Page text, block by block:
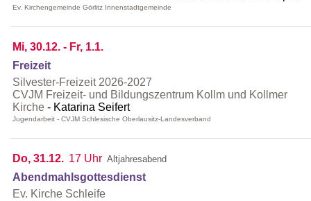
Ev. Kirchengemeinde Görlitz Innenstadtgemeinde
Mi, 30.12. - Fr, 1.1.
Freizeit
Silvester-Freizeit 2026-2027
CVJM Freizeit- und Bildungszentrum Kollm und Kollmer
Kirche
Katarina Seifert
Jugendarbeit - CVJM Schlesische Oberlausitz-Landesverband
Do, 31.12. 17 Uhr Altjahresabend
Abendmahlsgottesdienst
Ev. Kirche Schleife